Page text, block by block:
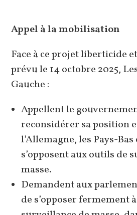
Appel à la mobilisation
Face à ce projet liberticide
prévu le 14 octobre 2025,
Gauche :
Appellent le
reconsidérer sa position
l’Allemagne, les Pays-
s’opposent aux outils de
masse.
Demandent aux
de s’opposer fermement